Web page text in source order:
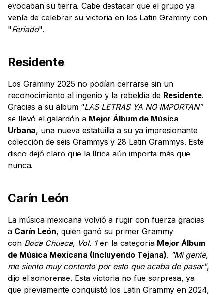
evocaban su tierra. Cabe destacar que el grupo ya
venía de celebrar su victoria en los Latin Grammy con
"Feriado".
Residente
Los Grammy 2025 no podían cerrarse sin un
reconocimiento al ingenio y la rebeldía de Residente.
Gracias a su álbum “LAS LETRAS YA NO IMPORTAN”
se llevó el galardón a Mejor Álbum de Música
Urbana, una nueva estatuilla a su ya impresionante
colección de seis Grammys y 28 Latin Grammys. Este
disco dejó claro que la lírica aún importa más que
nunca.
Carín León
La música mexicana volvió a rugir con fuerza gracias
a Carín León, quien ganó su primer Grammy
con Boca Chueca, Vol. 1en la categoría Mejor Álbum
de Música Mexicana (Incluyendo Tejana). "Mi gente,
me siento muy contento por esto que acaba de pasar",
dijo el sonorense. Esta victoria no fue sorpresa, ya
que previamente conquistó los Latin Grammy en 2024,